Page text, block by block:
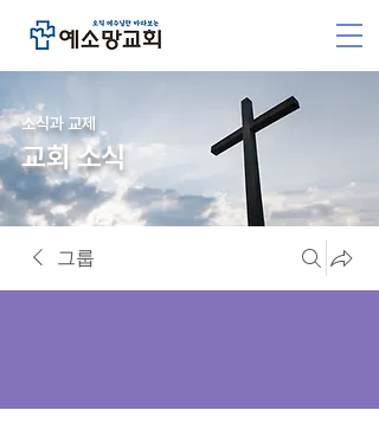
소식과 교제
교회 소식
그룹